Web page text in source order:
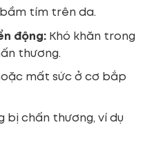
tím trên da.
động:Khó khăn trong
thương.
mất sức ở cơ bắp
bị chấn thương, ví dụ